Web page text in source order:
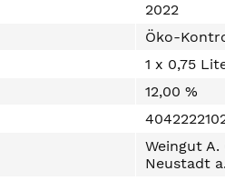
2022
Öko-
1 x 0,75
12,00 %
Weingut
Neustadt